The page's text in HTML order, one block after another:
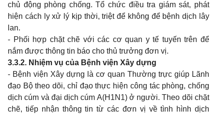
chủ động phòng chống. Tổ chức điều tra giám sát, phát
hiện cách ly xử lý kịp thời, triệt để không để bệnh dịch lây
lan.
- Phối hợp chặt chẽ với các cơ quan y tế tuyến trên để
nắm được thông tin báo cho thủ trưởng đơn vị.
3.3.2. Nhiệm vụ của Bệnh viện Xây dựng
- Bệnh viện Xây dựng là cơ quan Thường trực giúp Lãnh
đạo Bộ theo dõi, chỉ đạo thực hiện công tác phòng, chống
dịch cúm và đại dịch cúm A(H1N1) ở người. Theo dõi chặt
chẽ, tiếp nhận thông tin từ các đơn vị về tình hình dịch